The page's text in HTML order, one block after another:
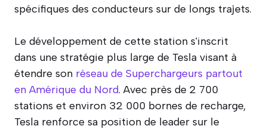
spécifiques des conducteurs sur de longs trajets.
Le développement de cette station s'inscrit
dans une stratégie plus large de Tesla visant à
étendre son réseau de Superchargeurs partout
en Amérique du Nord. Avec près de 2 700
stations et environ 32 000 bornes de recharge,
Tesla renforce sa position de leader sur le